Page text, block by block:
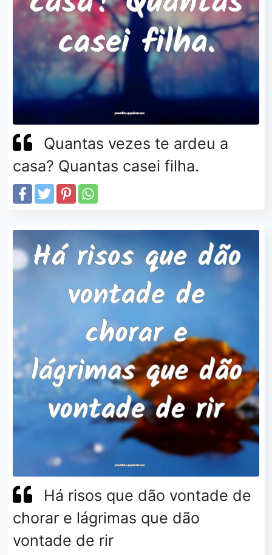
Quantas vezes te ardeu a
casa? Quantas casei filha.
Há risos que dão vontade de
chorar e lágrimas que dão
vontade de rir